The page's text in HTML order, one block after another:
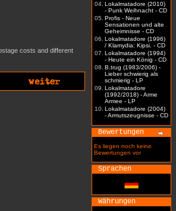
costs and different
04. Lokalmatadore (2010)
- Punk Weihnacht - CD
05. Profis - Neue
Sensationen und alte
Geheimnisse - CD
06. Lokalmatadore (1996)
/ Klamydia: Kipsi. - CD
07. Lokalmatadore (1994)
- Heute ein König - CD
08. B.trug (1983/2006) -
Lieber schwierig als
schmierig - LP
09. Lokalmatadore
(1992/2018) - Arme
Armee - LP
10. Lokalmatadore (2004)
- Armutszeugnisse - CD
Bewertungen
Es liegen noch keine
Bewertungen vor
Sprachen
Währungen